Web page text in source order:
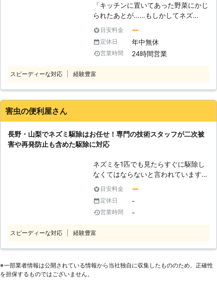
りと証明されている業者に依頼するの
がおすすめです。 株式会社クジョー
は、最大5年間の保証をお約束してお
ります。 ネズミ駆除を業者に依頼し
たいと思ったときは、株式会社クジョ
ーにお任せください。 ●完全自社施
格で対応します 株式会社クジョー
は、お問い合わせの相談から現地調
査、駆除作業まで同じ担当者が最後ま
のため伝達ミスや手間もかからず、素
早く確実な作業が可能。 また、下請
け業者に作業を流すこともないため中
間マージンも発生せず、適正価格で作
業に対応できるというメリットもあり
ます。 駆除作業の費用面を少しでも
抑えたい方は、株式会社クジョーまで
ご相談ください。 株式会社クジョー
は関東地方を中心に駆除サービスを展
開しております。 ネズミ駆除を生業
私達までご連絡ください。
「キッチンに置いてあった野菜にかじ
られたあとが……もしかしてネズ
ミ？」 「天井裏から物音がしたので
確認したらネズミを発見した」 ネズ
ミはその小さな体格で、窓の隙間や床
下の通風口など、約2㎝くらいの隙間
一度ネズミを駆除してもその侵入経路
せください。 弊社はネズミの侵入経
路を割り出し、再発防止にも力を入れ
害でお困りのお客様がいましたら、ぜ
ひ一度ご相談ください。 【害獣プロ
テクトが選ばれる理由】 駆除を生業
とした業者は数多く存在します。 そ
んな中でも弊社「害獣プロテクト」は
社にお任せください！」と言えるほど
は、数多くのメリットがあるから。弊
です。 ・大手の下請けで10年以上の
目安料金 ー
定休日 年中無休
営業時間 24時間営業
スピーディーな対応 経験豊富
害虫の便利屋さん
長野・山梨でネズミ駆除はお任せ！専門の技術スタッフが二次被
害や再発防止も含めた駆除に対応
ネズミを1匹でも見たらすぐに駆除し
なくてはならないと言われています。
なぜなら、ネズミは繁殖力がとても強
く、放っておくと1年で30匹ほどの子
供を産むからです。ネズミはあっとい
う間に数を増やし、さまざまな被害を
よる被害は建物や家具を食い破ってし
考えられます。 また、ネズミの糞や
目安料金 ー
定休日 -
営業時間 -
スピーディーな対応 経験豊富
※⼀部業者情報は公開されている情報から当社独⾃に収集したもののため、正確性
を担保するものではございません。